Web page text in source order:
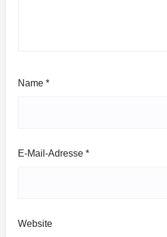
Name *
E-Mail-Adresse *
Website